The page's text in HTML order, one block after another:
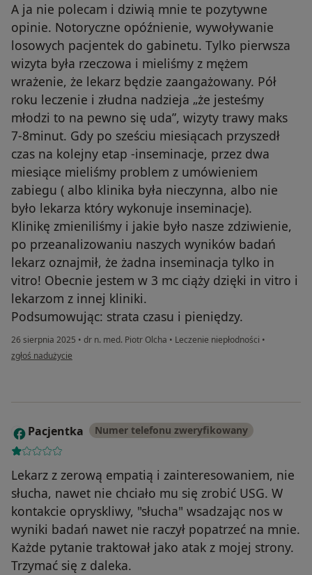
A ja nie polecam i dziwią mnie te pozytywne
opinie. Notoryczne opóźnienie, wywoływanie
losowych pacjentek do gabinetu. Tylko pierwsza
wizyta była rzeczowa i mieliśmy z mężem
wrażenie, że lekarz będzie zaangażowany. Pół
roku leczenie i złudna nadzieja „że jesteśmy
młodzi to na pewno się uda”, wizyty trawy maks
7-8minut. Gdy po sześciu miesiącach przyszedł
czas na kolejny etap -inseminacje, przez dwa
miesiące mieliśmy problem z umówieniem
zabiegu ( albo klinika była nieczynna, albo nie
było lekarza który wykonuje inseminacje).
Klinikę zmieniliśmy i jakie było nasze zdziwienie,
po przeanalizowaniu naszych wyników badań
lekarz oznajmił, że żadna inseminacja tylko in
vitro! Obecnie jestem w 3 mc ciąży dzięki in vitro i
lekarzom z innej kliniki.
Podsumowując: strata czasu i pieniędzy.
26 sierpnia 2025 • dr n. med. Piotr Olcha • Leczenie niepłodności •
w opinii użytkownika Pacjentka M
zgłoś nadużycie
P Pacjentka Numer telefonu zweryfikowany
Lekarz z zerową empatią i zainteresowaniem, nie
słucha, nawet nie chciało mu się zrobić USG. W
kontakcie opryskliwy, "słucha" wsadzając nos w
wyniki badań nawet nie raczył popatrzeć na mnie.
Każde pytanie traktował jako atak z mojej strony.
Trzymać się z daleka.